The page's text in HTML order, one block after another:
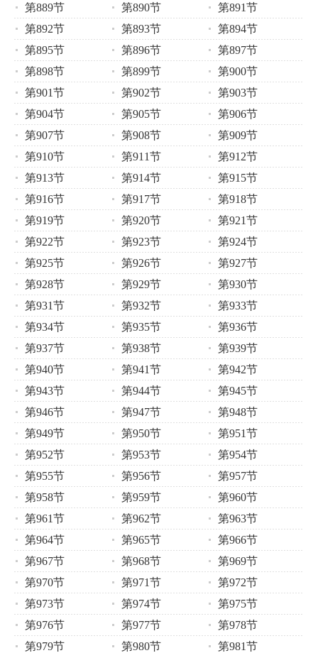
第889节
第890节
第891节
第892节
第893节
第894节
第895节
第896节
第897节
第898节
第899节
第900节
第901节
第902节
第903节
第904节
第905节
第906节
第907节
第908节
第909节
第910节
第911节
第912节
第913节
第914节
第915节
第916节
第917节
第918节
第919节
第920节
第921节
第922节
第923节
第924节
第925节
第926节
第927节
第928节
第929节
第930节
第931节
第932节
第933节
第934节
第935节
第936节
第937节
第938节
第939节
第940节
第941节
第942节
第943节
第944节
第945节
第946节
第947节
第948节
第949节
第950节
第951节
第952节
第953节
第954节
第955节
第956节
第957节
第958节
第959节
第960节
第961节
第962节
第963节
第964节
第965节
第966节
第967节
第968节
第969节
第970节
第971节
第972节
第973节
第974节
第975节
第976节
第977节
第978节
第979节
第980节 第981节